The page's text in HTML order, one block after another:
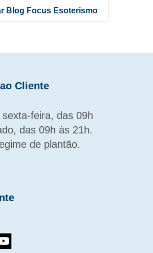
Blog Focus Esoterismo
Cliente
feira, das 09h
das 09h às 21h.
de plantão.